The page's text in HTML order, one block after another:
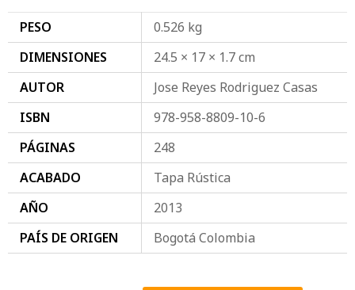
PESO
0.526 kg
DIMENSIONES
24.5 × 17 × 1.7 cm
AUTOR
Jose Reyes Rodriguez Casas
ISBN
978-958-8809-10-6
PÁGINAS
248
ACABADO
Tapa Rústica
AÑO
2013
PAÍS DE ORIGEN
Bogotá Colombia